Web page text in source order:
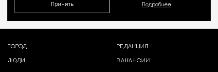
Принять Подробнее
ГОРОД
ЛЮДИ
РЕДАКЦИЯ
ВАКАНСИИ